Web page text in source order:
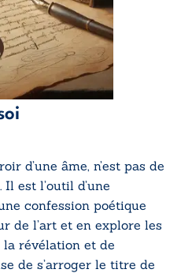
d’une âme, n’est pas de
est l’outil d’une
confession poétique
de l’art et en explore les
révélation et de
de s’arroger le titre de